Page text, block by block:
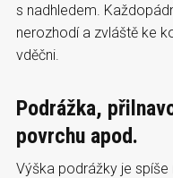
s nadhledem.
nerozhodí a zvláště ke
vděčni.
Podrážka,
povrchu apod.
Výška podrážky je